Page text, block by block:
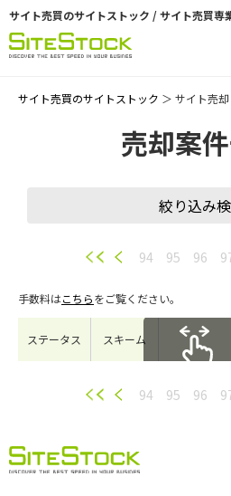
サイト売買のサイトストック / サイト売買専
サイト売買のサイトストック ＞ サイト売却
売却案
絞り込み
譲渡スキーム
会員数
希望価格
月間売上
94 95 96
手数料はこちらをご覧ください。
ステータス スキーム
94 95 96